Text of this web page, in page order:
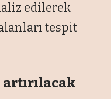
edilerek
tespit
artırılacak